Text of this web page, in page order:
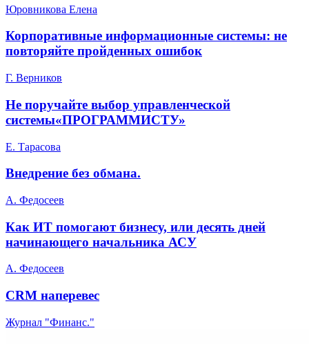
Юровникова Елена
Корпоративные информационные системы: не
повторяйте пройденных ошибок
Г. Верников
Не поручайте выбор управленческой
системы«ПРОГРАММИСТУ»
Е. Тарасова
Внедрение без обмана.
А. Федосеев
Как ИТ помогают бизнесу, или десять дней
начинающего начальника АСУ
А. Федосеев
CRM наперевес
Журнал "Финанс."